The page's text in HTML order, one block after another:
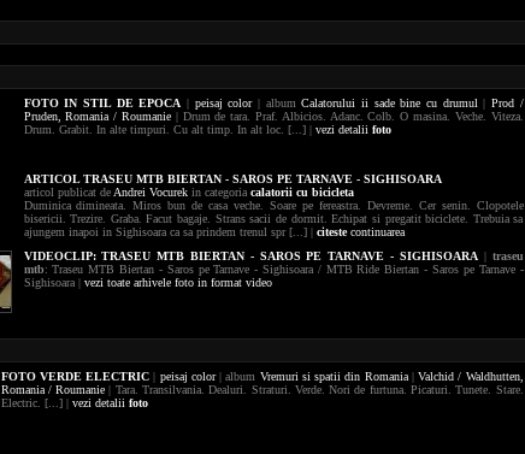
FOTO IN STIL DE EPOCA | peisaj color| albumCalatorului ii sade bine cu drumul | Prod /
Pruden,Romania / Roumanie| Drum de tara. Praf. Albicios. Adanc. Colb. O masina. Veche. Viteza.
Drum. Grabit. In alte timpuri. Cu alt timp. In alt loc. [...] | vezi detalii foto
ARTICOL TRASEU MTB BIERTAN - SAROS PE TARNAVE - SIGHISOARA
articol publicat de Andrei Vocurekin categoria calatorii cu bicicleta
Duminica dimineata. Miros bun de casa veche. Soare pe fereastra. Devreme. Cer senin. Clopotele
bisericii. Trezire. Graba. Facut bagaje. Strans sacii de dormit. Echipat si pregatit biciclete. Trebuia sa
ajungem inapoi in Sighisoara ca sa prindem trenul spr [...] | citestecontinuarea
VIDEOCLIP: TRASEU MTB BIERTAN - SAROS PE TARNAVE - SIGHISOARA| traseu
mtb: Traseu MTB Biertan - Saros pe Tarnave - Sighisoara / MTB Ride Biertan - Saros pe Tarnave -
Sighisoara | vezi toate arhivele foto in format video
FOTO VERDE ELECTRIC | peisaj color| album Vremuri si spatii din Romania| Valchid / Waldhutten,
Romania / Roumanie | Tara. Transilvania. Dealuri. Straturi. Verde. Nori de furtuna. Picaturi. Tunete. Stare.
Electric. [...] | vezi detalii foto